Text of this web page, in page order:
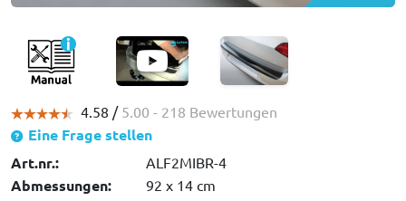
4.58 / 5.00 - 218 Bewertungen
Eine Frage stellen
Art.nr.:
ALF2MIBR-4
Abmessungen: 92 x 14 cm